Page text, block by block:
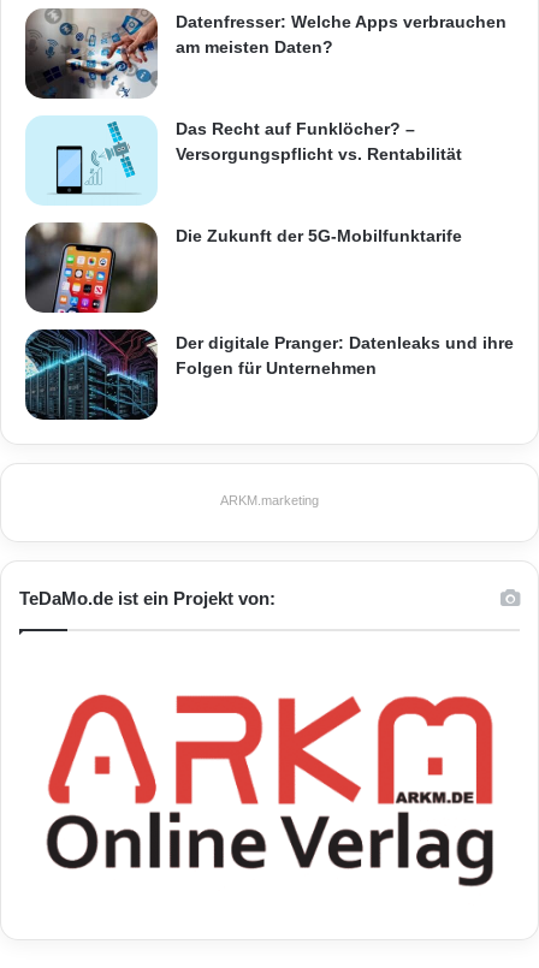
Telekommunikation
Datenfresser: Welche Apps verbrauchen
am meisten Daten?
Das Recht auf Funklöcher? –
Versorgungspflicht vs. Rentabilität
Die Zukunft der 5G-Mobilfunktarife
Der digitale Pranger: Datenleaks und ihre
Folgen für Unternehmen
ARKM.marketing
TeDaMo.de ist ein Projekt von: